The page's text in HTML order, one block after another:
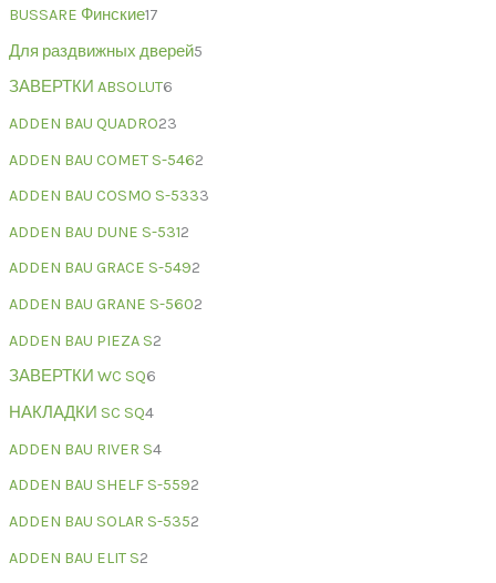
BUSSARE Финские17
Для раздвижных дверей5
ЗАВЕРТКИ ABSOLUT6
ADDEN BAU QUADRO23
ADDEN BAU COMET S-5462
ADDEN BAU COSMO S-5333
ADDEN BAU DUNE S-5312
ADDEN BAU GRACE S-5492
ADDEN BAU GRANE S-5602
ADDEN BAU PIEZA S2
ЗАВЕРТКИ WC SQ6
НАКЛАДКИ SC SQ4
ADDEN BAU RIVER S4
ADDEN BAU SHELF S-5592
ADDEN BAU SOLAR S-5352
ADDEN BAU ELIT S2